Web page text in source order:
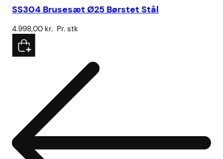
SS304 Brusesæt Ø25 Børstet Stål
4.998,00 kr. Pr. stk